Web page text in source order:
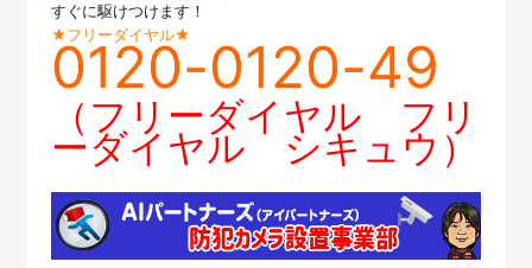
すぐに駆けつけます！
★フリーダイヤル★
0120-0120-49
（フリーダイヤル フリ
ーダイヤル シキュウ）